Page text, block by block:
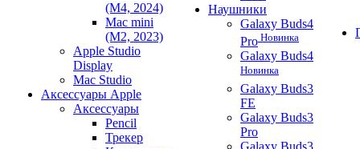
(M4, 2024)
Mac mini
(M2, 2023)
Apple Studio
Display
Mac Studio
Аксессуары Apple
Аксессуары
Pencil
Трекер
Наушники
Galaxy Buds4
Pro Новинка
Galaxy Buds4
Новинка
Galaxy Buds3
FE
Galaxy Buds3
Pro
Galaxy Buds3